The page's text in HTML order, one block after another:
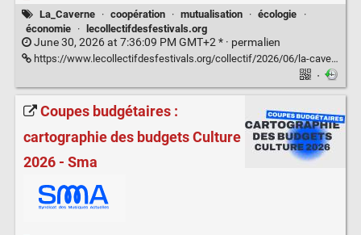
La_Caverne · coopération · mutualisation · écologie
·
économie
· lecollectifdesfestivals.org
June 30, 2026 at 7:36:09 PM GMT+2 * · permalien
https://www.lecollectifdesfestivals.org/collectif/2026/06/la-caverne-mutualisation-de-materiels-pour-les-evenements-bretons/
·
Coupes budgétaires :
cartographie des budgets Culture
2026 - Sma